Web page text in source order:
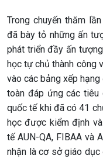
Trong chuyến thăm
đã bày tỏ những ấn
phát triển đầy ấn
học tự chủ thành công
vào các bảng xếp
toàn đáp ứng các
quốc tế khi đã có 41
học được kiểm định
tế AUN-QA, FIBAA và
nhận là cơ sở giáo dục